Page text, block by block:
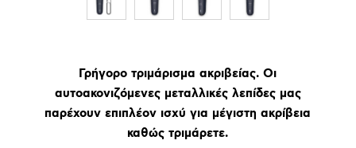
Γρήγορο τριμάρισμα ακριβείας. Οι
αυτοακονιζόμενες μεταλλικές λεπίδες μας
παρέχουν επιπλέον ισχύ για μέγιστη ακρίβεια
καθώς τριμάρετε.